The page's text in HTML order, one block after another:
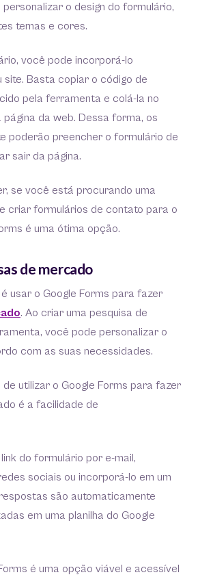
o design do formulário,
temas e cores.
você pode incorporá-lo
site. Basta copiar o código de
pela ferramenta e colá-la no
da web. Dessa forma, os
poderão preencher o formulário de
sair da página.
se você está procurando uma
criar formulários de contato para o
é uma ótima opção.
de mercado
usar o Google Forms para fazer
. Ao criar uma pesquisa de
você pode personalizar o
com as suas necessidades.
de utilizar o Google Forms para fazer
é a facilidade de
do formulário por e-mail,
sociais ou incorporá-lo em um
são automaticamente
em uma planilha do Google
é uma opção viável e acessível